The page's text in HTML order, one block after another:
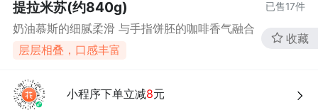
提拉米苏(约840g) 已售17件
奶油慕斯的细腻柔滑 与手指饼胚的咖啡香气融合
层层相叠，口感丰富
收藏
小程序下单立减8元
4、食品经营许可证